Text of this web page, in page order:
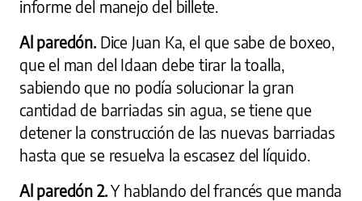
informe del manejo del billete.
Al paredón. Dice Juan Ka, el que sabe de boxeo,
que el man del Idaan debe tirar la toalla,
sabiendo que no podía solucionar la gran
cantidad de barriadas sin agua, se tiene que
detener la construcción de las nuevas barriadas
hasta que se resuelva la escasez del líquido.
Al paredón 2.Y hablando del francés que manda